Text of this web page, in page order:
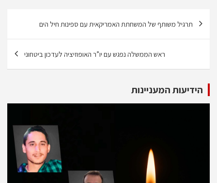
תרגיל משותף של המשחתת האמריקאית עם ספינות חיל הים
ראש הממשלה נפגש עם יו”ר האופוזיציה לעדכון ביטחוני
הידיעות המעניינות